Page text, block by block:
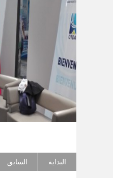
البداية السابق